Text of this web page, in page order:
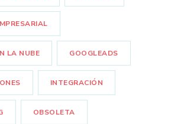
LA NUBE GOOGLEADS
INTEGRACIÓN
OBSOLETA